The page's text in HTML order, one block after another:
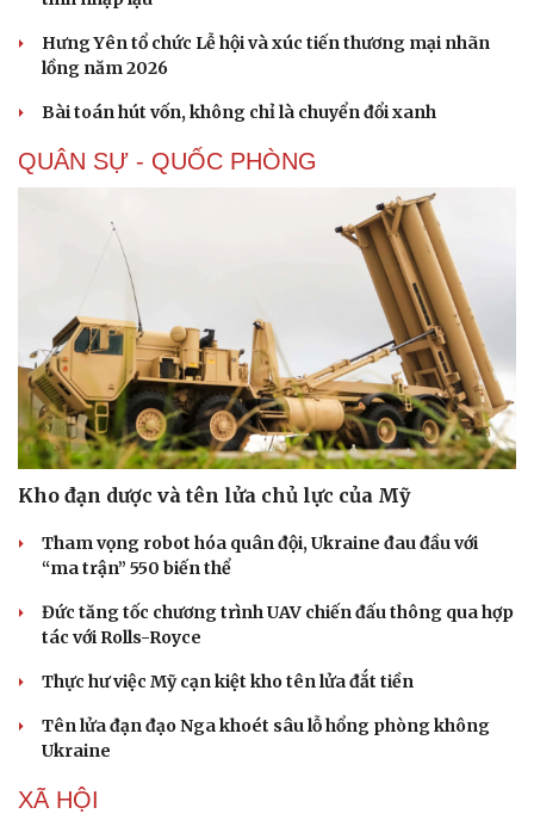
Hưng Yên tổ chức Lễ hội và xúc tiến thương mại nhãn
lồng năm 2026
Bài toán hút vốn, không chỉ là chuyển đổi xanh
QUÂN SỰ - QUỐC PHÒNG
Kho đạn dược và tên lửa chủ lực của Mỹ
Tham vọng robot hóa quân đội, Ukraine đau đầu với
“ma trận” 550 biến thể
Đức tăng tốc chương trình UAV chiến đấu thông qua hợp
tác với Rolls-Royce
Thực hư việc Mỹ cạn kiệt kho tên lửa đắt tiền
Tên lửa đạn đạo Nga khoét sâu lỗ hổng phòng không
Ukraine
XÃ HỘI